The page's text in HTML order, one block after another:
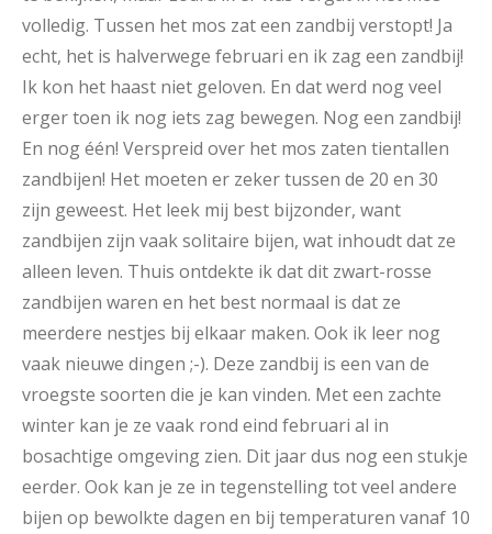
volledig. Tussen het mos zat een zandbij verstopt! Ja
echt, het is halverwege februari en ik zag een zandbij!
Ik kon het haast niet geloven. En dat werd nog veel
erger toen ik nog iets zag bewegen. Nog een zandbij!
En nog één! Verspreid over het mos zaten tientallen
zandbijen! Het moeten er zeker tussen de 20 en 30
zijn geweest. Het leek mij best bijzonder, want
zandbijen zijn vaak solitaire bijen, wat inhoudt dat ze
alleen leven. Thuis ontdekte ik dat dit zwart-rosse
zandbijen waren en het best normaal is dat ze
meerdere nestjes bij elkaar maken. Ook ik leer nog
vaak nieuwe dingen ;-). Deze zandbij is een van de
vroegste soorten die je kan vinden. Met een zachte
winter kan je ze vaak rond eind februari al in
bosachtige omgeving zien. Dit jaar dus nog een stukje
eerder. Ook kan je ze in tegenstelling tot veel andere
bijen op bewolkte dagen en bij temperaturen vanaf 10